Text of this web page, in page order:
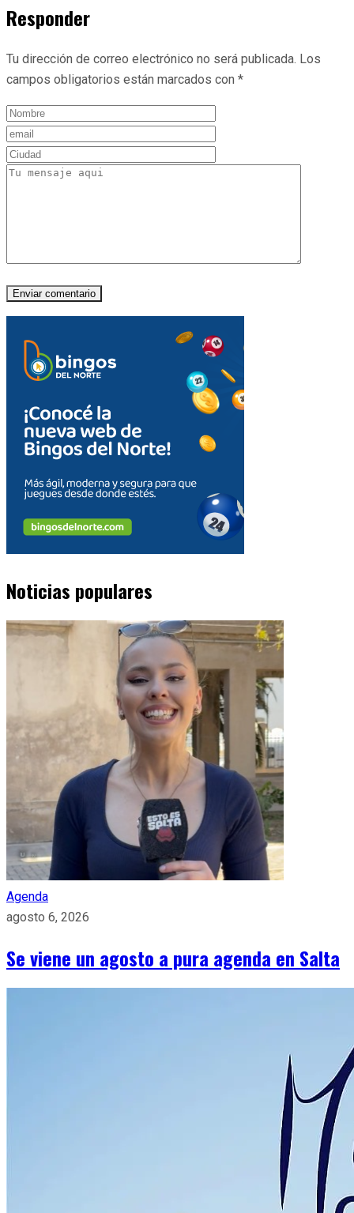
Responder
Tu dirección de correo electrónico no será publicada. Los
campos obligatorios están marcados con *
Noticias populares
Agenda
agosto 6, 2026
Se viene un agosto a pura agenda en Salta